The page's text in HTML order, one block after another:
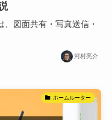
図面共有・写真送信・
河村亮介
ホームルーター